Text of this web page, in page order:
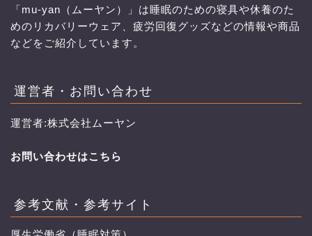
「mu-yan（ムーヤン）」は睡眠のための寝具や休養のた
めのリカバリーウェア、疲労回復グッズなどの情報や商品
などをご紹介しています。
運営者・お問い合わせ
運営者:株式会社ムーヤン
お問い合わせはこちら
参考文献・参考サイト